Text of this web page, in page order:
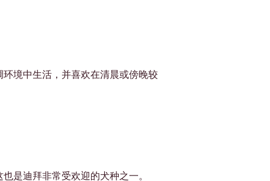
境中生活，并喜欢在清晨或傍晚较
也是迪拜非常受欢迎的犬种之一。